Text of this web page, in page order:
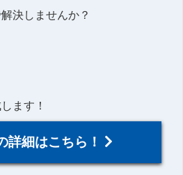
決しませんか？
ます！
詳細はこちら！